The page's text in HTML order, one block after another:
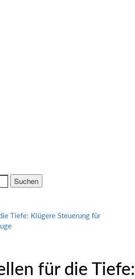
Tiefe: Klügere Steuerung für
für die Tiefe: